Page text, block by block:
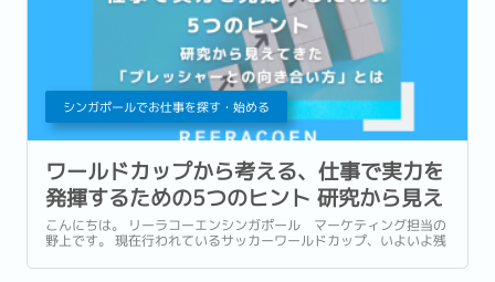
シンガポールでお仕事を探す・始める
ワールドカップから考える、仕事で実力を
発揮するための5つのヒント 研究から見え
てきた「プレッシャーとの向き合い方」と
は
こんにちは。 リーラコーエンシンガポール マーケティング担当の
野上です。 現在行われているサッカーワールドカップ、いよいよ残
勝の結果が出ている頃。...